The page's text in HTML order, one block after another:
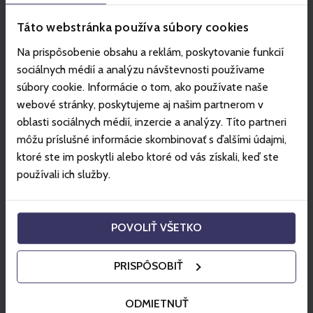
Táto webstránka používa súbory cookies
Na prispôsobenie obsahu a reklám, poskytovanie funkcií
sociálnych médií a analýzu návštevnosti používame
súbory cookie. Informácie o tom, ako používate naše
webové stránky, poskytujeme aj našim partnerom v
oblasti sociálnych médií, inzercie a analýzy. Títo partneri
môžu príslušné informácie skombinovať s ďalšími údajmi,
ktoré ste im poskytli alebo ktoré od vás získali, keď ste
používali ich služby.
POVOLIŤ VŠETKO
PRISPÔSOBIŤ
ODMIETNUŤ